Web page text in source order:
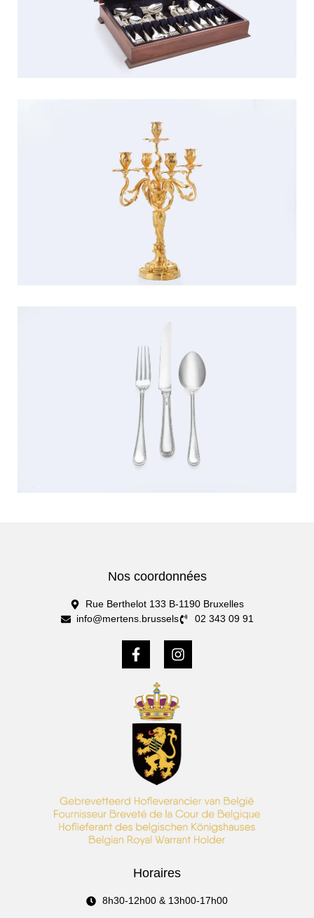
Nos coordonnées
Rue Berthelot 133 B-1190 Bruxelles
info@mertens.brussels
02 343 09 91
Horaires
8h30-12h00 & 13h00-17h00